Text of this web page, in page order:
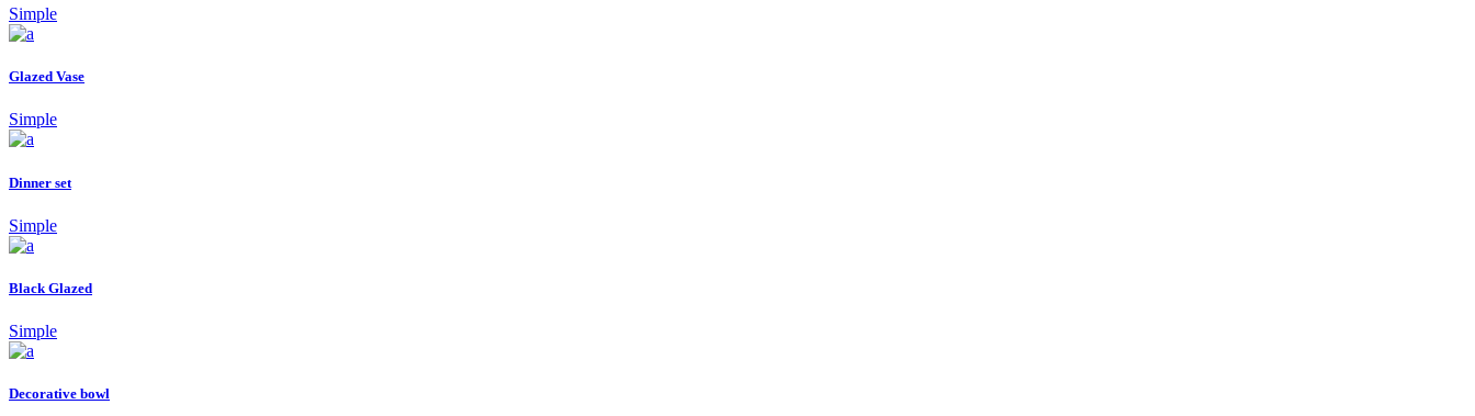
Simple
Glazed Vase
Simple
Dinner set
Simple
Black Glazed
Simple
Decorative bowl